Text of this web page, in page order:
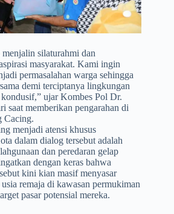
silaturahmi dan
masyarakat. Kami ingin
permasalahan warga sehingga
demi terciptanya lingkungan
ujar Kombes Pol Dr.
saat memberikan pengarahan di
Cacing.
menjadi atensi khusus
dalam dialog tersebut adalah
dan peredaran gelap
dengan keras bahwa
kini kian masif menyasar
remaja di kawasan permukiman
pasar potensial mereka.